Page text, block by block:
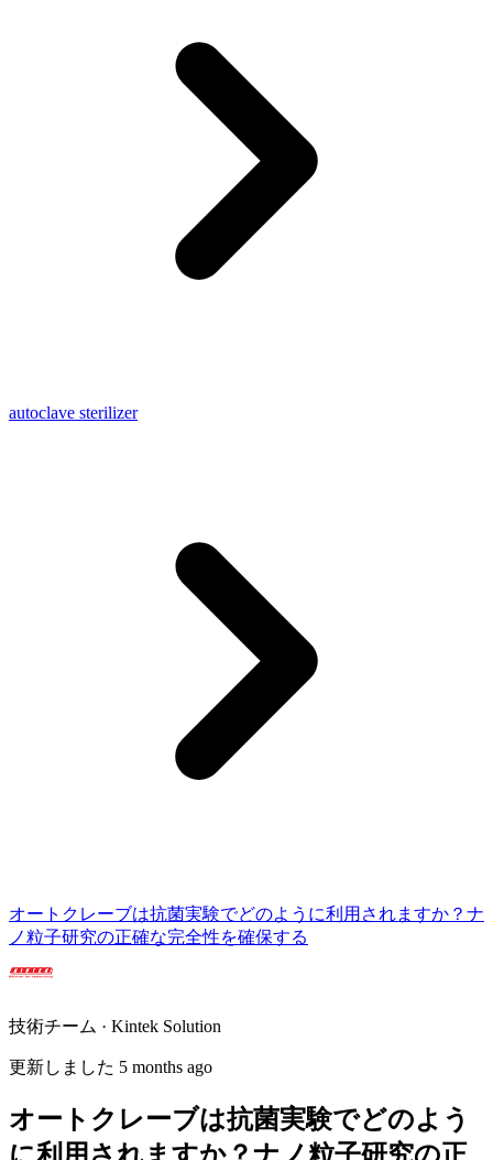
autoclave sterilizer
オートクレーブは抗菌実験でどのように利用されますか？ナ
ノ粒子研究の正確な完全性を確保する
技術チーム · Kintek Solution
更新しました 5 months ago
オートクレーブは抗菌実験でどのよう
に利用されますか？ナノ粒子研究の正